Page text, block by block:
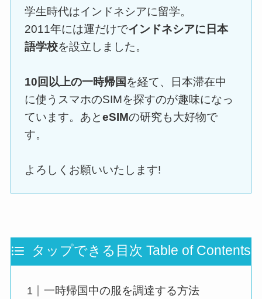
学生時代はインドネシアに留学。
2011年には運だけでインドネシアに日本
語学校を設立しました。
10回以上の一時帰国 を経て、日本滞在中
に使うスマホのSIMを探すのが趣味になっ
ています。あとeSIMの研究も大好物で
す。
よろしくお願いいたします!
タップできる目次 Table of Contents
一時帰国中の服を調達する方法